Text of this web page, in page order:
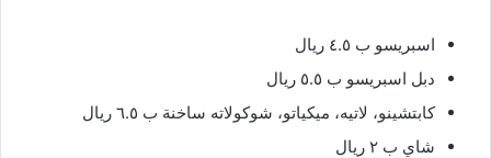
اسبريسو ب ٤.٥ ريال
دبل اسبريسو ب ٥.٥ ريال
كابتشينو، لاتيه، ميكياتو، شوكولاته ساخنة ب ٦.٥ ريال
شاي ب ٢ ريال